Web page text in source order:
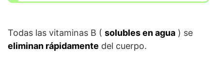
Todas las vitaminas B ( solubles en agua ) se
eliminan rápidamente del cuerpo.